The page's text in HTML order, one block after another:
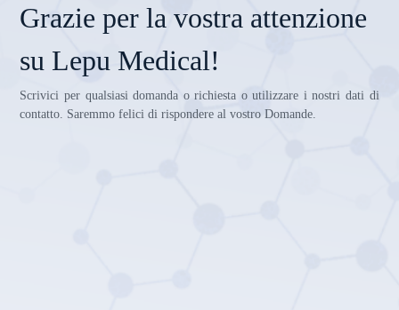
Grazie per la vostra attenzione
su Lepu Medical!
Scrivici per qualsiasi domanda o richiesta o utilizzare i nostri dati di
contatto. Saremmo felici di rispondere al vostro Domande.